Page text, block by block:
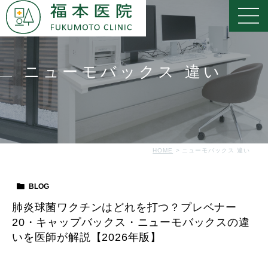
ニューモバックス 違い
HOME ニューモバックス 違い
BLOG
肺炎球菌ワクチンはどれを打つ？プレベナー
20・キャップバックス・ニューモバックスの違
いを医師が解説【2026年版】